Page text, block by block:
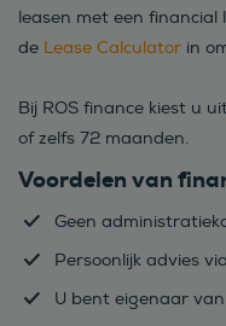
leasen met een financial
de Lease Calculator in
Bij ROS finance kiest u
of zelfs 72 maanden.
Voordelen van
Geen
Persoonlijk advies
U bent eigenaar